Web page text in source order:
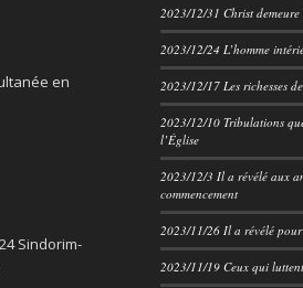
en
Sindorim-
2023/12/31 Christ
2023/12/24 L’homme
2023/12/17 Les richesses
2023/12/10 Tribulations
l’Église
2023/12/3 Il a révélé aux
commencement
2023/11/26 Il a révélé pour
2023/11/19 Ceux qui